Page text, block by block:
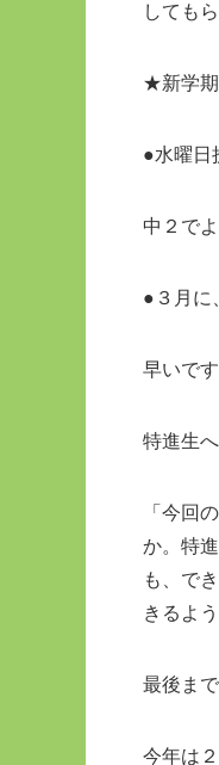
しても
★新学期
●水曜日
中２で
●３月に
早いで
特進生
「今回
か。特
も、で
きるよ
最後ま
今年は